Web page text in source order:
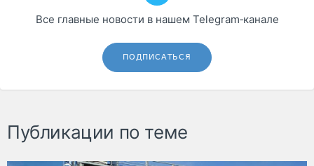
Все главные новости в нашем Telegram‑канале
ПОДПИСАТЬСЯ
Публикации по теме